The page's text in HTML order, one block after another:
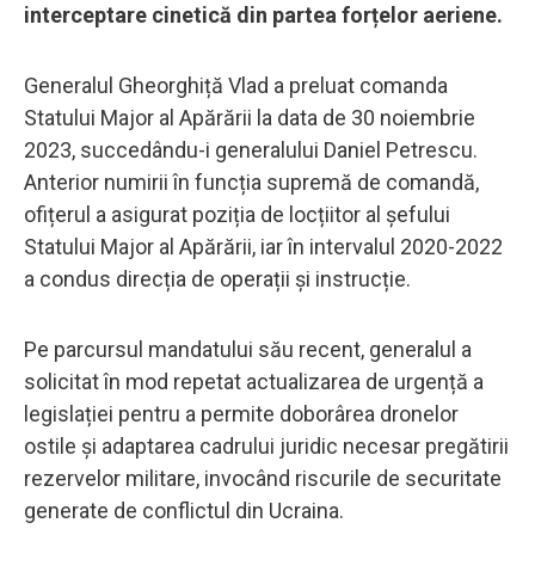
interceptare cinetică din partea forțelor aeriene.
Generalul Gheorghiță Vlad a preluat comanda
Statului Major al Apărării la data de 30 noiembrie
2023, succedându-i generalului Daniel Petrescu.
Anterior numirii în funcția supremă de comandă,
ofițerul a asigurat poziția de locțiitor al șefului
Statului Major al Apărării, iar în intervalul 2020-2022
a condus direcția de operații și instrucție.
Pe parcursul mandatului său recent, generalul a
solicitat în mod repetat actualizarea de urgență a
legislației pentru a permite doborârea dronelor
ostile și adaptarea cadrului juridic necesar pregătirii
rezervelor militare, invocând riscurile de securitate
generate de conflictul din Ucraina.